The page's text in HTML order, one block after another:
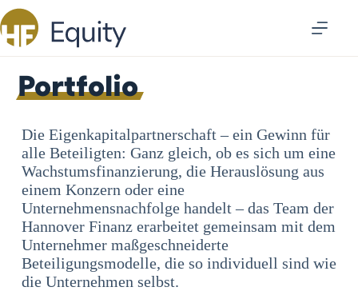
Portfolio
Die Eigenkapitalpartnerschaft – ein Gewinn für
alle Beteiligten: Ganz gleich, ob es sich um eine
Wachstumsfinanzierung, die Herauslösung aus
einem Konzern oder eine
Unternehmensnachfolge handelt – das Team der
Hannover Finanz erarbeitet gemeinsam mit dem
Unternehmer maßgeschneiderte
Beteiligungsmodelle, die so individuell sind wie
die Unternehmen selbst.